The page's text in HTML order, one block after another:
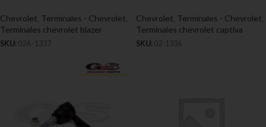
Chevrolet Terminales - Chevrolet
Terminales chevrolet blazer
SKU: 02A-1337
Chevrolet Terminales - Chevrolet
Terminales chevrolet captiva
SKU: 02-1336